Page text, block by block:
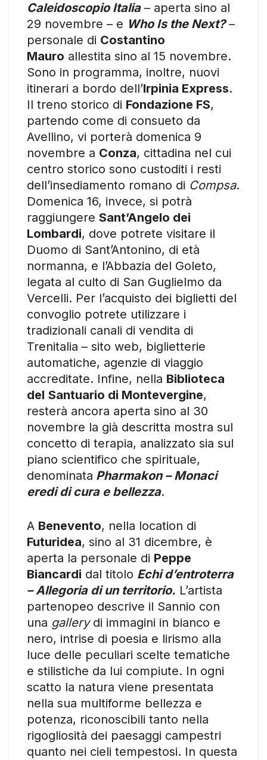
Caleidoscopio Italia– aperta sino al
29 novembre – e Who Is the Next?–
personale di Costantino
Mauro allestita sino al 15 novembre.
Sono in programma, inoltre, nuovi
itinerari a bordo dell’Irpinia Express.
Il treno storico di Fondazione FS,
partendo come di consueto da
Avellino, vi porterà domenica 9
novembre a Conza, cittadina nel cui
centro storico sono custoditi i resti
dell’insediamento romano di Compsa.
Domenica 16, invece, si potrà
raggiungere Sant’Angelo dei
Lombardi, dove potrete visitare il
Duomo di Sant’Antonino, di età
normanna, e l’Abbazia del Goleto,
legata al culto di San Guglielmo da
Vercelli. Per l’acquisto dei biglietti del
convoglio potrete utilizzare i
tradizionali canali di vendita di
Trenitalia – sito web, biglietterie
automatiche, agenzie di viaggio
accreditate. Infine, nella Biblioteca
del Santuario di Montevergine,
resterà ancora aperta sino al 30
novembre la già descritta mostra sul
concetto di terapia, analizzato sia sul
piano scientifico che spirituale,
denominata Pharmakon – Monaci
eredi di cura e bellezza.
A Benevento, nella location di
Futuridea, sino al 31 dicembre, è
aperta la personale di Peppe
Biancardi dal titolo Echi d’entroterra
– Allegoria di un territorio. L’artista
partenopeo descrive il Sannio con
una gallerydi immagini in bianco e
nero, intrise di poesia e lirismo alla
luce delle peculiari scelte tematiche
e stilistiche da lui compiute. In ogni
scatto la natura viene presentata
nella sua multiforme bellezza e
potenza, riconoscibili tanto nella
rigogliosità dei paesaggi campestri
quanto nei cieli tempestosi. In questa